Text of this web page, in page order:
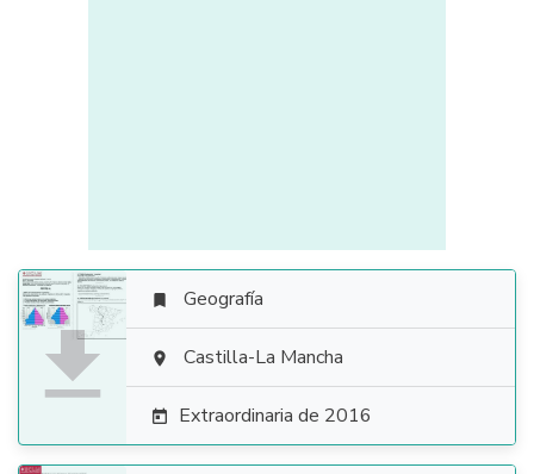

 Geografía
 Castilla-La Mancha
 Extraordinaria de 2016